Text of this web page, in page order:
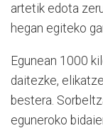
artetik edota
hegan egiteko
Egunean 1000
daitezke,
bestera.
eguneroko